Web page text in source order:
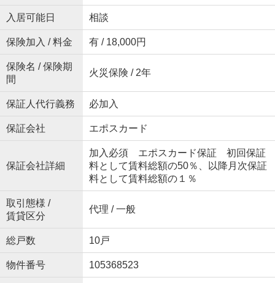
入居可能日 相談
保険加入 / 料金 有 / 18,000円
保険名 / 保険期
間
火災保険 / 2年
保証人代行義務 必加入
保証会社 エポスカード
保証会社詳細
加入必須 エポスカード保証 初回保証
料として賃料総額の50％、以降月次保証
料として賃料総額の１％
取引態様 /
賃貸区分
代理 / 一般
総戸数 10戸
物件番号 105368523